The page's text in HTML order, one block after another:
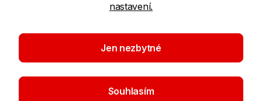
Podmínky používání internetových stránek
Nastavení cookies
©2026 Komerční banka
nastavení.
Jen nezbytné
Souhlasím